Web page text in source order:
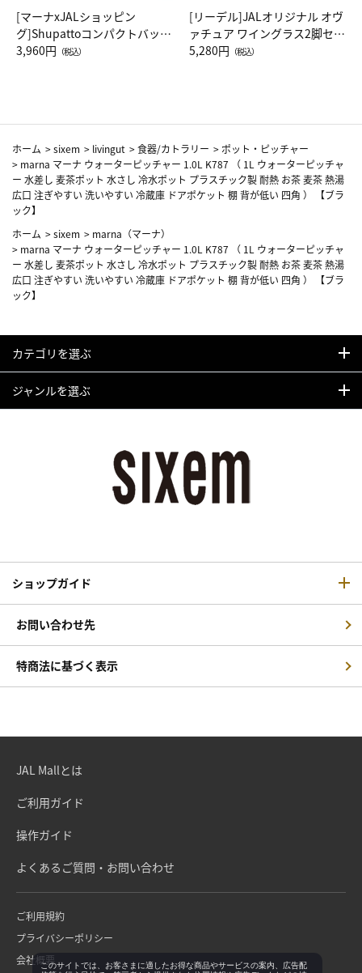
[マーナxJALショッピン
グ]Shupattoコンパクトバッグ
Drop JAL客室乗務員（LC）ス
3,960円 （税込）
[リーデル]JALオリジナル オヴ
ァチュア ワイングラス2脚セッ
ト（レッドワイン）
5,280円 （税込）
ホーム >sixem > livingut >食器/カトラリー > ポット・ピッチャー
> marna マーナ ウォーターピッチャー 1.0L K787 （ 1L ウォーターピッチャ
ー 水差し 麦茶ポット 水さし 冷水ポット プラスチック製 耐熱 お茶 麦茶 熱湯
広口 注ぎやすい 洗いやすい 冷蔵庫 ドアポケット 棚 背が低い 四角 ） 【ブラ
ック】
ホーム >sixem > marna（マーナ）
> marna マーナ ウォーターピッチャー 1.0L K787 （ 1L ウォーターピッチャ
ー 水差し 麦茶ポット 水さし 冷水ポット プラスチック製 耐熱 お茶 麦茶 熱湯
広口 注ぎやすい 洗いやすい 冷蔵庫 ドアポケット 棚 背が低い 四角 ） 【ブラ
ック】
カテゴリを選ぶ
ジャンルを選ぶ
ショップガイド
お問い合わせ先
特商法に基づく表示
JAL Mallとは
ご利用ガイド
操作ガイド
よくあるご質問・お問い合わせ
ご利用規約
プライバシーポリシー
会社概要このサイトでは、お客さまに適したお得な商品やサービスの案内、広告配